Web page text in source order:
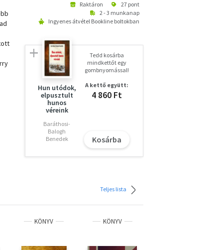
Raktáron
27 pont
2 - 3 munkanap
Ingyenes átvétel Bookline boltokban
Hun utódok,
elpusztult
hunos
véreink
Baráthosi-
Balogh
Benedek
Tedd kosárba
mindkettőt egy
gombnyomással!
A kettő együtt:
4 860 Ft
Kosárba
Teljes lista
KÖNYV KÖNYV